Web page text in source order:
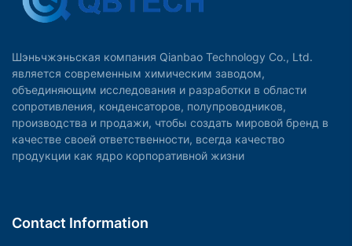
Шэньчжэньская компания Qianbao Technology Co., Ltd.
является современным химическим заводом,
объединяющим исследования и разработки в области
сопротивления, конденсаторов, полупроводников,
производства и продажи, чтобы создать мировой бренд в
качестве своей ответственности, всегда качество
продукции как ядро корпоративной жизни
Contact Information